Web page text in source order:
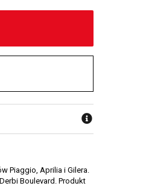
Piaggio, Aprilia i Gilera.
Boulevard. Produkt